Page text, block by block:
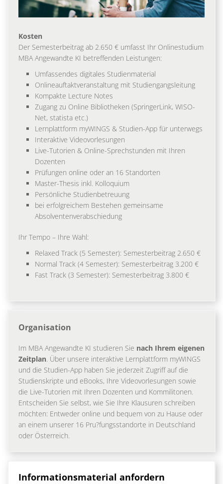
Kosten
Der Semesterbeitrag ab 2.650 € umfasst Ihr Onlinestudium
MBA Angewandte KI betreffenden Leistungen:
Umfassendes digitales Studienmaterial
Onlineauftaktveranstaltung mit Studiengangsleitung
Kompakte Lecture Notes
Zugang zu Online Bibliotheken (SpringerLink, WISO-
Net, statista etc.)
Lernplattform myWINGS & Studien-App für unterwegs
Interaktive Videovorlesungen
Live-Tutorien & Online-Sprechstunden mit Ihren
Dozenten
Prüfungen online oder an 16 Standorten
Master-Thesis inkl. Kolloquium
Persönliche Studienbetreuung
bei erfolgreichem Bestehen gemeinsame
Absolventenverabschiedung
Ihr Tempo – Ihre Wahl:
Relaxed Track (5 Semester): Semesterbeitrag 2.650 €
Normal Track (4 Semester): Semesterbeitrag 3.200 €
Fast Track (3 Semester): Semesterbeitrag 3.800 €
Organisation
Im MBA Angewandte KI studieren Sie nach Ihrem eigenen
Zeitplan. Über unsere interaktive Lernplattform myWINGS
und die Studien-App haben Sie jederzeit Zugriff auf die
Studienskripte und eBooks, Ihre Videovorlesungen sowie
die Live-Tutorien mit Ihren Dozenten und Kommilitonen.
Entscheiden Sie selbst, wie Sie Ihre Klausuren schreiben
möchten: Entweder online und bequem von zu Hause oder
an einem unserer 16 Pru?fungsstandorte in Deutschland
oder Österreich.
Informationsmaterial anfordern